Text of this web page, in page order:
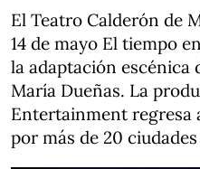
El Teatro Calderón de
14 de mayo El tiempo
la adaptación escénica
María Dueñas. La
Entertainment regresa
por más de 20